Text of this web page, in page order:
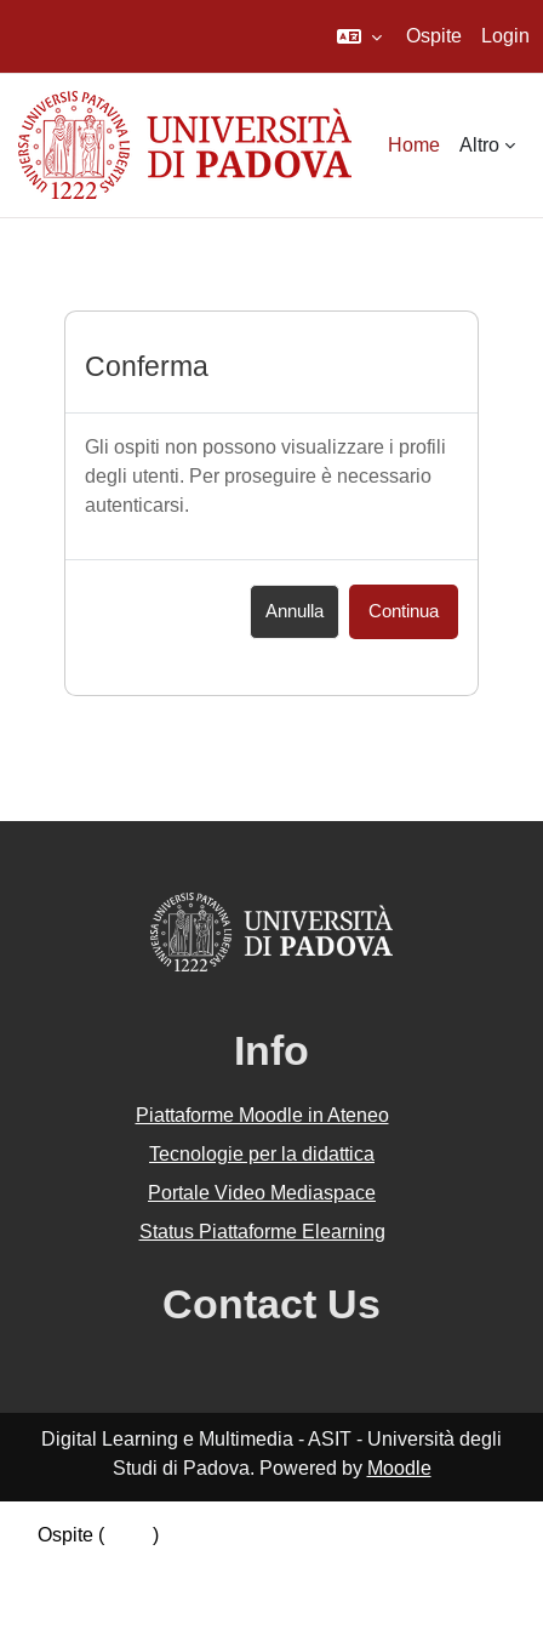
Ospite Login
Home Altro
Conferma
Gli ospiti non possono visualizzare i profili
degli utenti. Per proseguire è necessario
autenticarsi.
Annulla Continua
Info
Piattaforme Moodle in Ateneo
Tecnologie per la didattica
Portale Video Mediaspace
Status Piattaforme Elearning
Contact Us
Digital Learning e Multimedia - ASIT - Università degli
Studi di Padova. Powered by Moodle
Ospite (
)